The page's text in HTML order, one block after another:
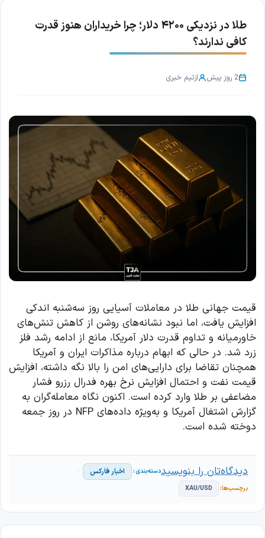
طلا در نزدیکی ۴۲۰۰ دلار؛ چرا خریداران هنوز قدرت
کافی ندارند؟
2 روز پیش ازتیم خبری
قیمت جهانی طلا در معاملات آسیایی روز سه‌شنبه اندکی
افزایش یافت، اما نبود نشانه‌های روشن از کاهش تنش‌های
خاورمیانه و تداوم قدرت دلار آمریکا، مانع از ادامه رشد فلز
زرد شد. در حالی که ابهام درباره مذاکرات ایران و آمریکا
همچنان تقاضا برای دارایی‌های امن را بالا نگه داشته، افزایش
قیمت نفت و احتمال افزایش نرخ بهره فدرال رزرو فشار
مضاعفی بر طلا وارد کرده است. اکنون نگاه معامله‌گران به
گزارش اشتغال آمریکا و به‌ویژه داده‌های NFP در روز جمعه
دوخته شده است.
اخبار فارکس
XAU/USD
دیدگاه‌تان را بنویسید